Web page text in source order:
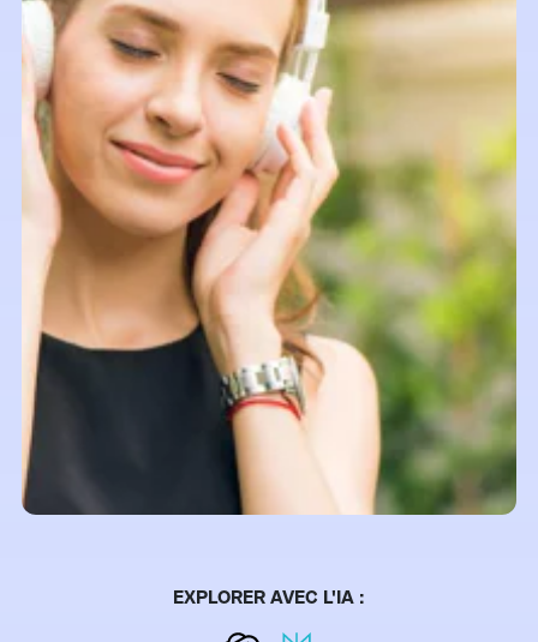
EXPLORER AVEC L'IA :